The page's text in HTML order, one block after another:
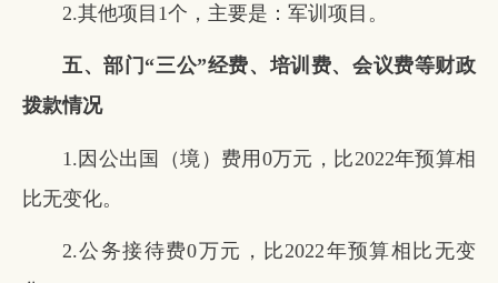
2.其他项目1个，主要是：军训项目。
五、部门“三公”经费、培训费、会议费等财政
拨款情况
1.因公出国（境）费用0万元，比2022年预算相
比无变化。
2.公务接待费0万元，比2022年预算相比无变